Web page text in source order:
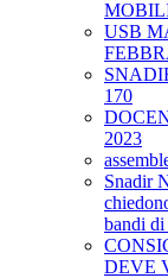
USB
170
2023
Snadir
bandi
DEVE